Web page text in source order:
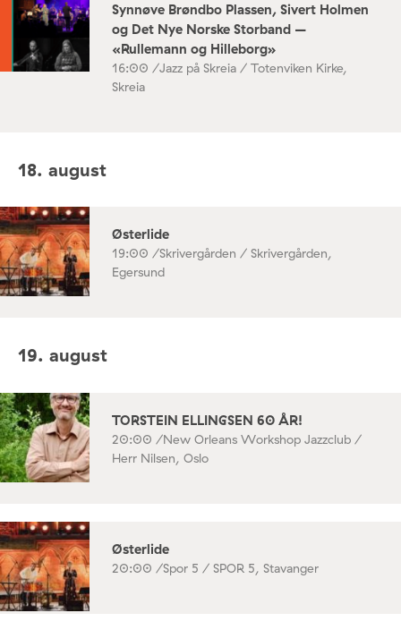
Synnøve Brøndbo Plassen, Sivert Holmen
og Det Nye Norske Storband –
«Rullemann og Hilleborg»
16:00 /Jazz på Skreia / Totenviken Kirke,
Skreia
18. august
Østerlide
19:00 /Skrivergården / Skrivergården,
Egersund
19. august
TORSTEIN ELLINGSEN 60 ÅR!
20:00 /New Orleans Workshop Jazzclub /
Herr Nilsen, Oslo
Østerlide
20:00 /Spor 5 / SPOR 5, Stavanger